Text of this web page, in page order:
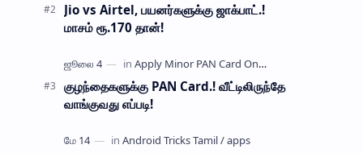
Jio vs Airtel, பயனர்களுக்கு ஜாக்பாட்.!
மாசம் ரூ.170 தான்!
குழந்தைகளுக்கு PAN Card.! வீட்டிலிருந்தே
வாங்குவது எப்படி!